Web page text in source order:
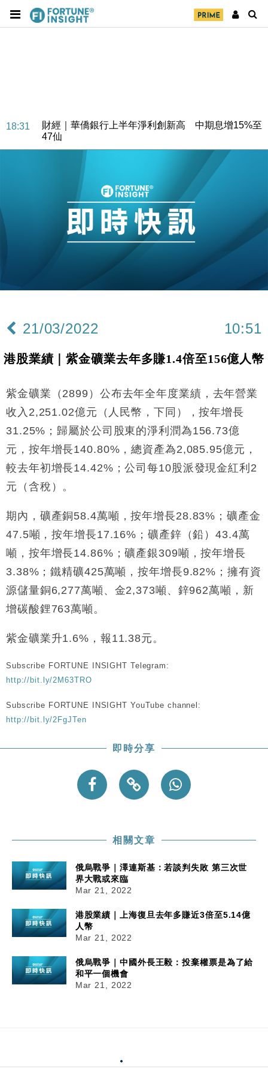
18:31
財經｜華僑銀行上半年淨利創新高 中期息增15%至
47仙
財經｜滙豐上調香港今年GDP預測至4.5% 看好貿易
及消費表現
本地｜假冒內地執法人員要求交「保證金」 43歲女子
損失近6900萬元
財經｜日經失守6.5萬點後回穩 全周仍升近2%
15:47
財經｜恒隆10月換帥 玩具「反」斗城亞洲CEO蔡德
財經｜韓股反覆波動收跌 連挫7周創逾3年最長跌勢
12:44
財經｜日本春季三度入市撐日圓 4月單日斥6.28萬億
11:12
國際｜特朗普料美伊戰事快結束 承認部分彈藥庫存緊
15:59
財經｜SA售股自救後再出手 斥4億美元押注未上市公
司
18:31
財經｜華僑銀行上半年淨利創新高 中期息增15%至
47仙
17:33
財經｜滙豐上調香港今年GDP預測至4.5% 看好貿易
及消費表現
16:47
本地｜假冒內地執法人員要求交「保證金」 43歲女子
16:05
財經｜日經失守6.5萬點後回穩 全周仍升近2%
15:47
粦接任
15:11
財經｜韓股反覆波動收跌 連挫7周創逾3年最長跌勢
13:44
財經｜內地7月美元計價出口增近24%勝預期 貿易順
差達1125億美元
12:44
財經｜日本春季三度入市撐日圓 4月單日斥6.28萬億
日圓干預創新高
11:12
國際｜特朗普料美伊戰事快結束 承認部分彈藥庫存緊
張
司
21/03/2022 10:51
港股業績｜紫金礦業去年多賺1.4倍至156億人幣
紫金礦業（2899）公布去年全年度業績，去年營業
收入2,251.02億元（人民幣，下同），按年增長
31.25%；歸屬於公司股東的淨利潤為156.73億
元，按年增長140.80%，總資產為2,085.95億元，
較去年初增長14.42%；公司每10股派發現金紅利2
元（含稅）。
期內，礦產銅58.4萬噸，按年增長28.83%；礦產金
47.5噸，按年增長17.16%；礦產鋅（鉛）43.4萬
噸，按年增長14.86%；礦產銀309噸，按年增長
3.38%；鐵精礦425萬噸，按年增長9.82%；擁有資
源儲量銅6,277萬噸、金2,373噸、鋅962萬噸，新
增碳酸鋰763萬噸。
紫金礦業升1.6%，報11.38元。
Subscribe FORTUNE INSIGHT Telegram:
http://bit.ly/2M63TRO
Subscribe FORTUNE INSIGHT YouTube channel:
http://bit.ly/2FgJTen
即時分享
相關文章
俄烏戰爭｜澤連斯基：若談判失敗 第三次世
界大戰或來臨
Mar 21, 2022
港股業績｜上海復旦去年多賺近3倍至5.14億
人幣
Mar 21, 2022
俄烏戰爭｜中國外長王毅：投棄權票是為了給
和平一個機會
Mar 21, 2022